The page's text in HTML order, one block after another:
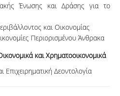
Ένωσης και Δράσης για το
και Οικονομίας
Περιορισμένου Άνθρακα
και Χρηματοοικονομικά
Επιχειρηματική Δεοντολογία